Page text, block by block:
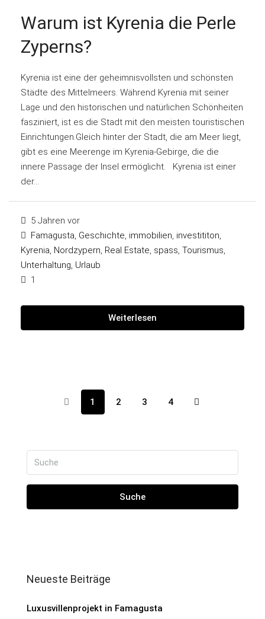
Warum ist Kyrenia die Perle
Zyperns?
Kyrenia ist eine der geheimnisvollsten und schönsten
Städte des Mittelmeers. Während Kyrenia mit seiner
Lage und den historischen und natürlichen Schönheiten
fasziniert, ist es die Stadt mit den meisten touristischen
Einrichtungen.Gleich hinter der Stadt, die am Meer liegt,
gibt es eine Meerenge im Kyrenia-Gebirge, die die
innere Passage der Insel ermöglicht. Kyrenia ist einer
der...
5 Jahren vor
Famagusta, Geschichte, immobilien, investititon,
Kyrenia, Nordzypern, Real Estate, spass, Tourismus,
Unterhaltung, Urlaub
1
Weiterlesen
1 2 3 4
Suche
Neueste Beiträge
Luxusvillenprojekt in Famagusta